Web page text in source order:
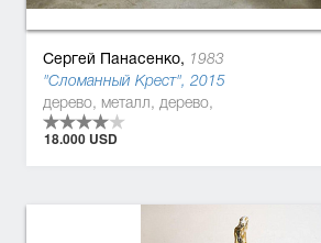
Сергей Панасенко, 1983
"Сломанный Крест", 2015
дерево, металл, дерево,
18.000 USD